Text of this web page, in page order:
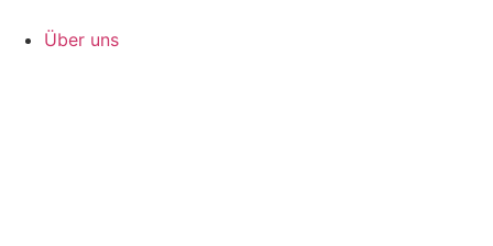
Inhalt Über uns